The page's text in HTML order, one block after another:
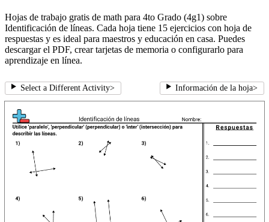
Hojas de trabajo gratis de math para 4to Grado (4g1) sobre
Identificación de líneas. Cada hoja tiene 15 ejercicios con hoja de
respuestas y es ideal para maestros y educación en casa. Puedes
descargar el PDF, crear tarjetas de memoria o configurarlo para
aprendizaje en línea.
Select a Different Activity> Información de la hoja>